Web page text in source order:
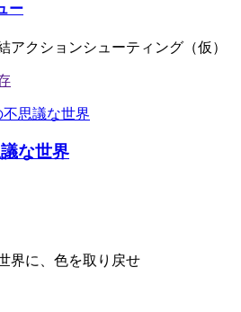
ー
アクションシューティング（仮）
な世界
界に、色を取り戻せ